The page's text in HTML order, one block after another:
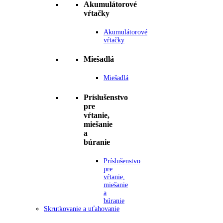
Akumulátorové
vŕtačky
Akumulátorové
vŕtačky
Miešadlá
Miešadlá
Príslušenstvo
pre
vŕtanie,
miešanie
a
búranie
Príslušenstvo
pre
vŕtanie,
miešanie
a
búranie
Skrutkovanie a uťahovanie